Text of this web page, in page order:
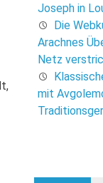
Joseph in
Die
Arachnes
Netz
mit